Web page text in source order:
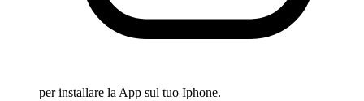
per installare la App sul tuo Iphone.